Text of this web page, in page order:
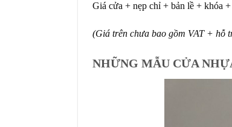
Giá cửa + nẹp chỉ + bản lề + khóa
(Giá trên chưa bao gồm VAT + hỗ
NHỮNG MẪU CỬA